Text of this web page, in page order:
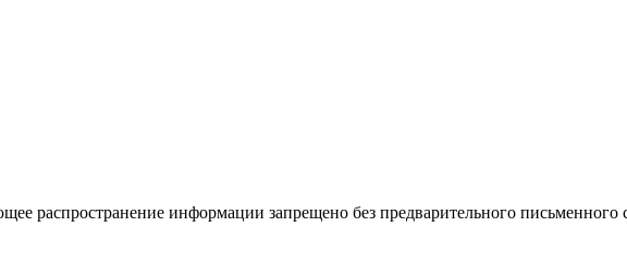
распространение информации запрещено без предварительного